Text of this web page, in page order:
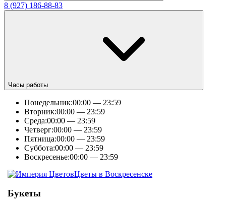
8 (927) 186-88-83
Часы работы
Понедельник:00:00 — 23:59
Вторник:00:00 — 23:59
Среда:00:00 — 23:59
Четверг:00:00 — 23:59
Пятница:00:00 — 23:59
Суббота:00:00 — 23:59
Воскресенье:00:00 — 23:59
Цветы в Воскресенске
Букеты